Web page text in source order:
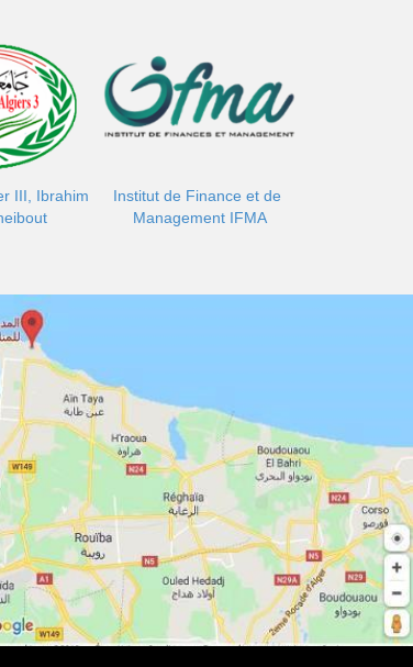
Institut de Finance et de
Management IFMA
III, Ibrahim